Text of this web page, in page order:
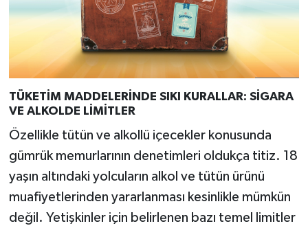
TÜKETİM MADDELERİNDE SIKI KURALLAR: SİGARA
VE ALKOLDE LİMİTLER
Özellikle tütün ve alkollü içecekler konusunda
gümrük memurlarının denetimleri oldukça titiz. 18
yaşın altındaki yolcuların alkol ve tütün ürünü
muafiyetlerinden yararlanması kesinlikle mümkün
değil. Yetişkinler için belirlenen bazı temel limitler